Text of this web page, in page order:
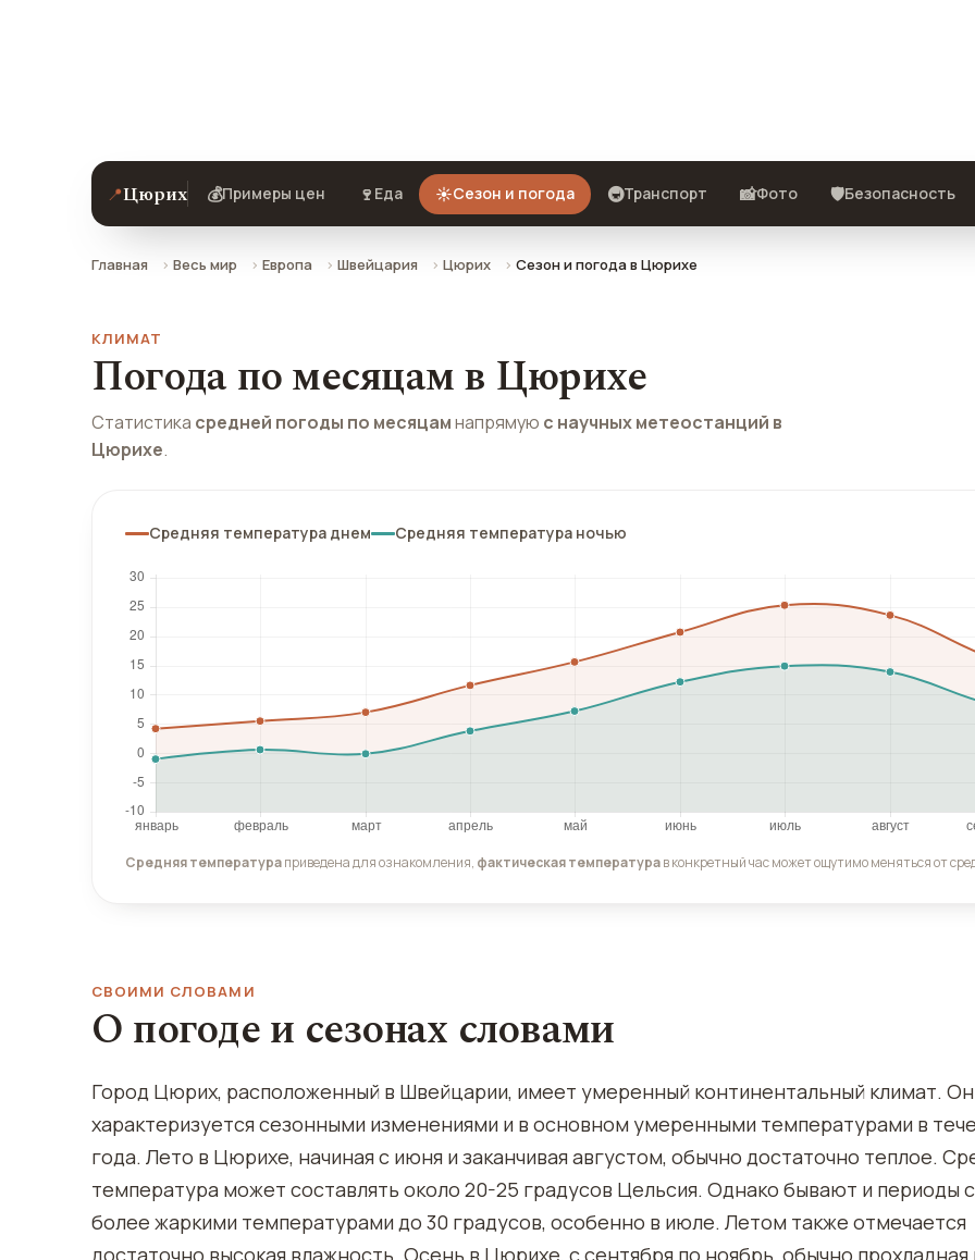
📍Цюрих 💰Примеры цен 🍷 Еда ☀️ Сезон и погода 🚇Транспорт 📸Фото 🛡️Безопасность
Главная Весь мир Европа Швейцария Цюрих Сезон и погода в Цюрихе
КЛИМАТ
Погода по месяцам в Цюрихе
Статистика средней погоды по месяцамнапрямую с научных метеостанций в
Цюрихе
Средняя температура днем Средняя температура ночью
Средняя температура фактическая температура в конкретный час может ощутимо меняться от
СВОИМИ СЛОВАМИ
О погоде и сезонах словами
Город Цюрих, расположенный в Швейцарии, имеет умеренный континентальный климат. Он
характеризуется сезонными изменениями и в основном умеренными температурами в
года. Лето в Цюрихе, начиная с июня и заканчивая августом, обычно достаточно теплое.
температура может составлять около 20-25 градусов Цельсия. Однако бывают и периоды с
более жаркими температурами до 30 градусов, особенно в июле. Летом также отмечается
достаточно высокая влажность. Осень в Цюрихе, с сентября по ноябрь, обычно прохладная